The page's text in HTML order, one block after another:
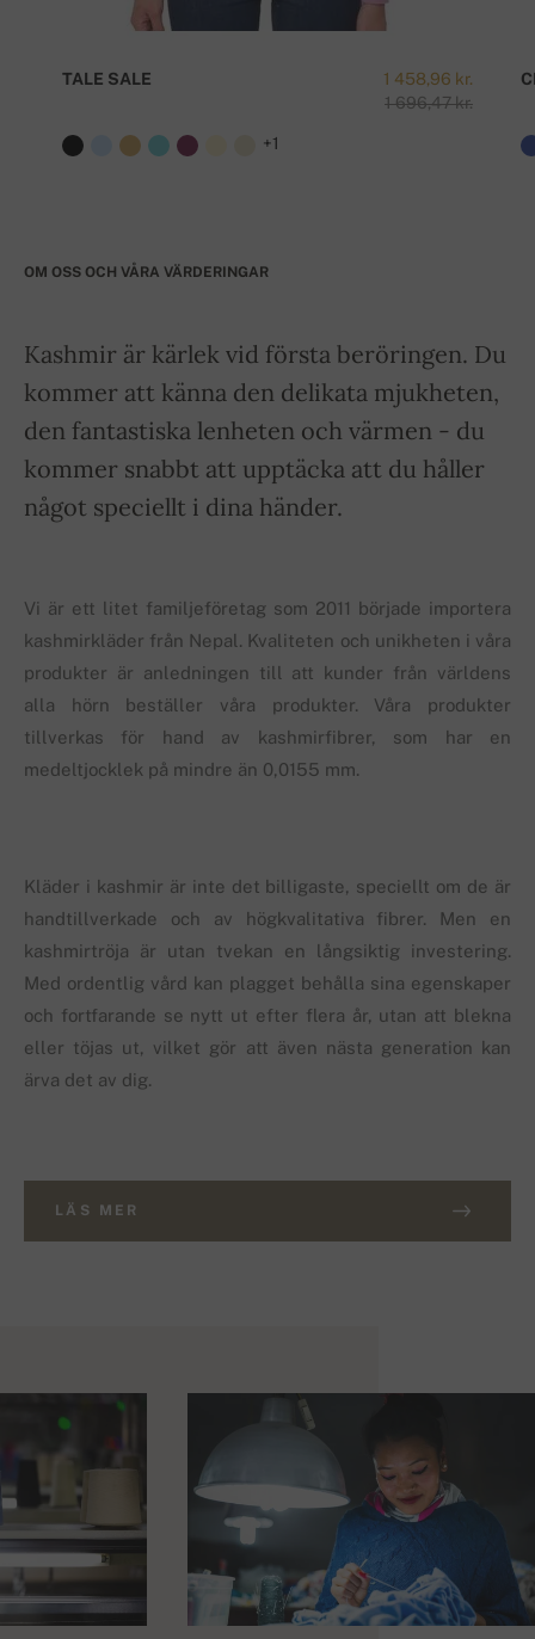
1 458,96 kr.
1 696,47 kr.
TALE SALE
+1
OM OSS OCH VÅRA VÄRDERINGAR
Kashmir är kärlek vid första beröringen. Du
kommer att känna den delikata mjukheten,
den fantastiska lenheten och värmen - du
kommer snabbt att upptäcka att du håller
något speciellt i dina händer.
Vi är ett litet familjeföretag som 2011 började importera
kashmirkläder från Nepal. Kvaliteten och unikheten i våra
produkter är anledningen till att kunder från världens
alla hörn beställer våra produkter. Våra produkter
tillverkas för hand av kashmirfibrer, som har en
medeltjocklek på mindre än 0,0155 mm.
Kläder i kashmir är inte det billigaste, speciellt om de är
handtillverkade och av högkvalitativa fibrer. Men en
kashmirtröja är utan tvekan en långsiktig investering.
Med ordentlig vård kan plagget behålla sina egenskaper
och fortfarande se nytt ut efter flera år, utan att blekna
eller töjas ut, vilket gör att även nästa generation kan
ärva det av dig.
LÄS MER